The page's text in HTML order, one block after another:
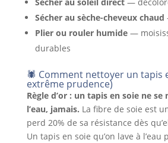
Sécher au soleil direct—
Sécher au sèche-cheveux chaud
Plier ou rouler humide—
durables
🕷️ Comment nettoyer un tapis
extrême prudence)
Règle d’or : un tapis en soie ne se
l’eau, jamais. La fibre de soie est
perd 20% de sa résistance dès
Un tapis en soie qu’on lave à